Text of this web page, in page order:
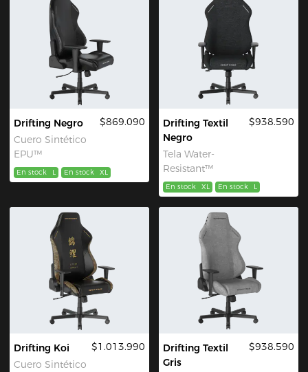
Drifting Negro
Cuero Sintético
EPU™
$869.090
En stock L En stock XL
Drifting Textil
Negro
Tela Water-
Resistant™
$938.590
En stock XL En stock L
Drifting Koi
Cuero Sintético
$1.013.990
Drifting Textil
Gris
$938.590